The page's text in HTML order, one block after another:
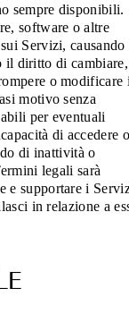
sempre disponibili.
software o altre
Servizi, causando
il diritto di cambiare,
o modificare
motivo senza
per eventuali
di accedere o
di inattività o
legali sarà
e supportare i
in relazione a